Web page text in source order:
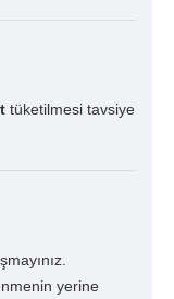
tüketilmesi tavsiye
yerine